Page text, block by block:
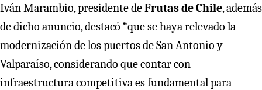
Iván Marambio, presidente deFrutas de Chile, además
de dicho anuncio, destacó “que se haya relevado la
modernización de los puertos de San Antonio y
Valparaíso, considerando que contar con
infraestructura competitiva es fundamental para